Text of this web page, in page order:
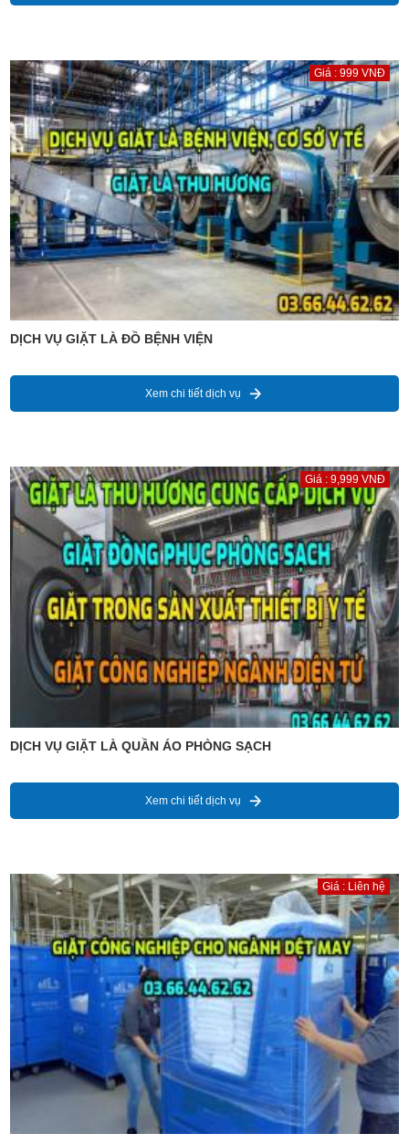
Giá : 999 VNĐ
DỊCH VỤ GIẶT LÀ ĐỒ BỆNH VIỆN
Xem chi tiết dịch vụ
Giá : 9,999 VNĐ
DỊCH VỤ GIẶT LÀ QUẦN ÁO PHÒNG SẠCH
Xem chi tiết dịch vụ
Giá : Liên hệ